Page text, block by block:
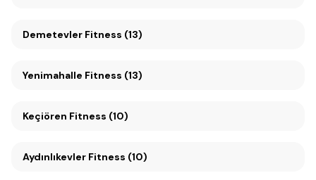
Demetevler Fitness (13)
Yenimahalle Fitness (13)
Keçiören Fitness (10)
Aydınlıkevler Fitness (10)